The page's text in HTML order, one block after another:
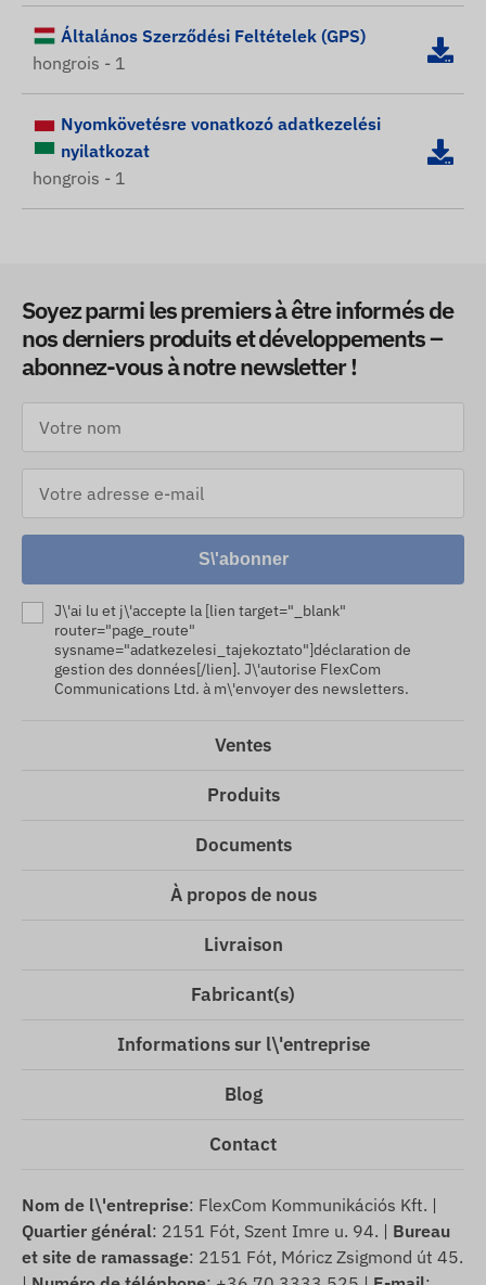
Általános Szerződési Feltételek (GPS)
hongrois - 1
Nyomkövetésre vonatkozó adatkezelési
nyilatkozat
hongrois - 1
Soyez parmi les premiers à être informés de
nos derniers produits et développements –
abonnez-vous à notre newsletter !
S\'abonner
J\'ai lu et j\'accepte la [lien target="_blank"
router="page_route"
sysname="adatkezelesi_tajekoztato"]déclaration de
gestion des données[/lien]. J\'autorise FlexCom
Communications Ltd. à m\'envoyer des newsletters.
Ventes
Produits
Documents
À propos de nous
Livraison
Fabricant(s)
Informations sur l\'entreprise
Blog
Contact
Nom de l\'entreprise: FlexCom Kommunikációs Kft. |
Quartier général: 2151 Fót, Szent Imre u. 94. | Bureau
et site de ramassage: 2151 Fót, Móricz Zsigmond út 45.